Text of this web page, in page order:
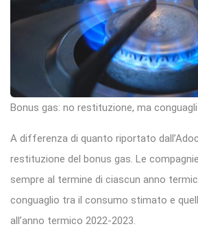
Bonus gas: no restituzione, ma conguagli
A differenza di quanto riportato
restituzione del bonus gas. Le
sempre al termine di ciascun anno
conguaglio tra il consumo stimato e
all’anno termico 2022-2023.